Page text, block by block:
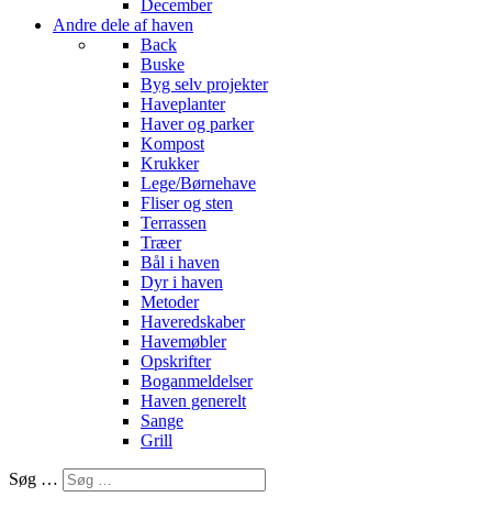
December
Andre dele af haven
Back
Buske
Byg selv projekter
Haveplanter
Haver og parker
Kompost
Krukker
Lege/Børnehave
Fliser og sten
Terrassen
Træer
Bål i haven
Dyr i haven
Metoder
Haveredskaber
Havemøbler
Opskrifter
Boganmeldelser
Haven generelt
Sange
Grill
Søg …